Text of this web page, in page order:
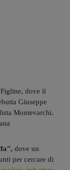
dove il
Giuseppe
Montevarchi.
dove un
per cercare di